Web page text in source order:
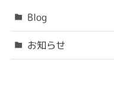
Blog
お知らせ